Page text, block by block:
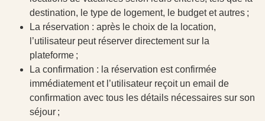
destination, le type de logement, le budget et autres ;
La réservation : après le choix de la location,
l’utilisateur peut réserver directement sur la
plateforme ;
La confirmation : la réservation est confirmée
immédiatement et l’utilisateur reçoit un email de
confirmation avec tous les détails nécessaires sur son
séjour ;